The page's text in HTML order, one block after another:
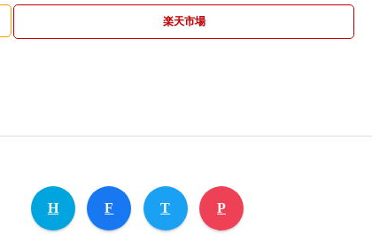
楽天市場
H F T P